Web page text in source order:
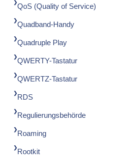
QoS (Quality of Service)
Quadband-Handy
Quadruple Play
QWERTY-Tastatur
QWERTZ-Tastatur
RDS
Regulierungsbehörde
Roaming
Rootkit